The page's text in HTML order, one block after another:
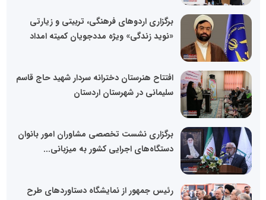
برگزاری اردوهای فرهنگی، تربیتی و زیارتی
«نوید زندگی» ویژه مددجویان کمیته امداد
افتتاح هنرستان دخترانه سردار شهید حاج قاسم
سلیمانی در شهرستان اردستان
برگزاری نشست تخصصی مشاوران امور بانوان
دستگاه‌های اجرایی کشور به میزبانی...
رئیس جمهور از نمایشگاه دستاوردهای طرح